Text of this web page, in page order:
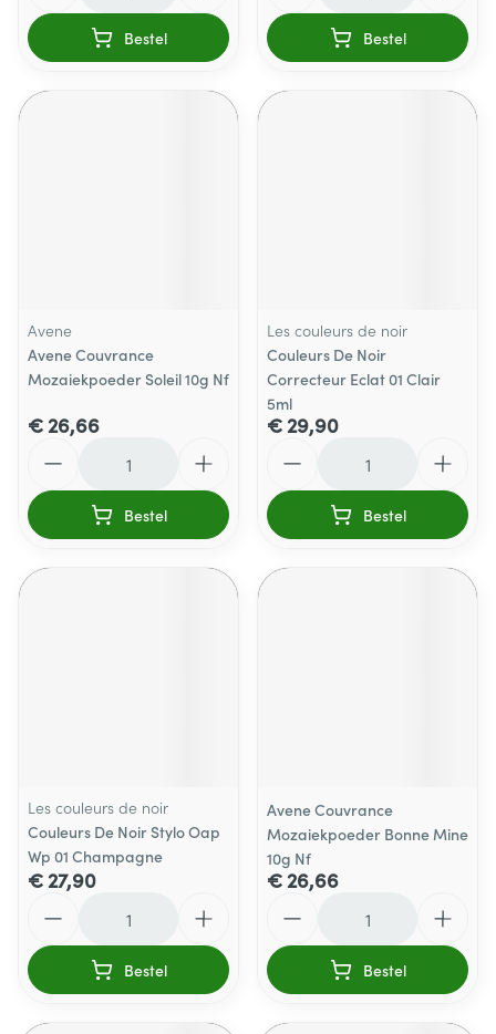
Bestel Bestel
Avene
Avene Couvrance
Mozaiekpoeder Soleil 10g Nf
€ 26,66
Bestel
Les couleurs de noir
Couleurs De Noir
Correcteur Eclat 01 Clair
5ml
€ 29,90
Bestel
Les couleurs de noir
Couleurs De Noir Stylo Oap
Wp 01 Champagne
€ 27,90
Bestel
Avene Couvrance
Mozaiekpoeder Bonne Mine
10g Nf
€ 26,66
Bestel